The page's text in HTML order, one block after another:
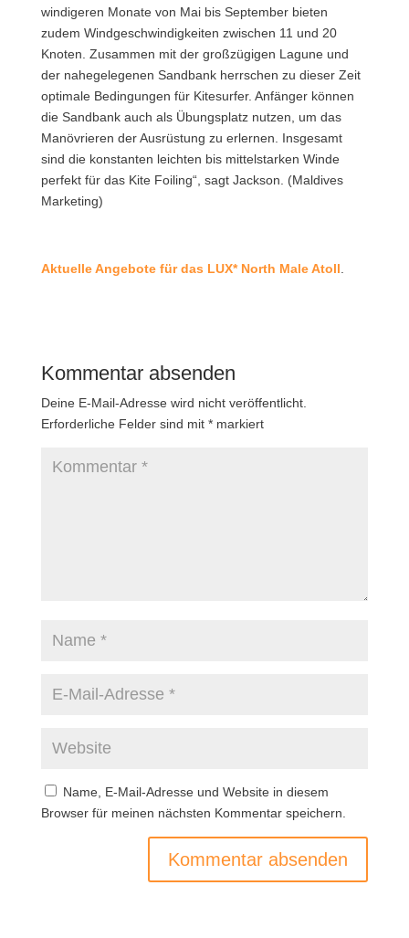
windigeren Monate von Mai bis September bieten
zudem Windgeschwindigkeiten zwischen 11 und 20
Knoten. Zusammen mit der großzügigen Lagune und
der nahegelegenen Sandbank herrschen zu dieser Zeit
optimale Bedingungen für Kitesurfer. Anfänger können
die Sandbank auch als Übungsplatz nutzen, um das
Manövrieren der Ausrüstung zu erlernen. Insgesamt
sind die konstanten leichten bis mittelstarken Winde
perfekt für das Kite Foiling“, sagt Jackson. (Maldives
Marketing)
Aktuelle Angebote für das LUX* North Male Atoll
Kommentar absenden
Deine E-Mail-Adresse wird nicht veröffentlicht.
Erforderliche Felder sind mit *markiert
Name, E-Mail-Adresse und Website in diesem
Browser für meinen nächsten Kommentar speichern.